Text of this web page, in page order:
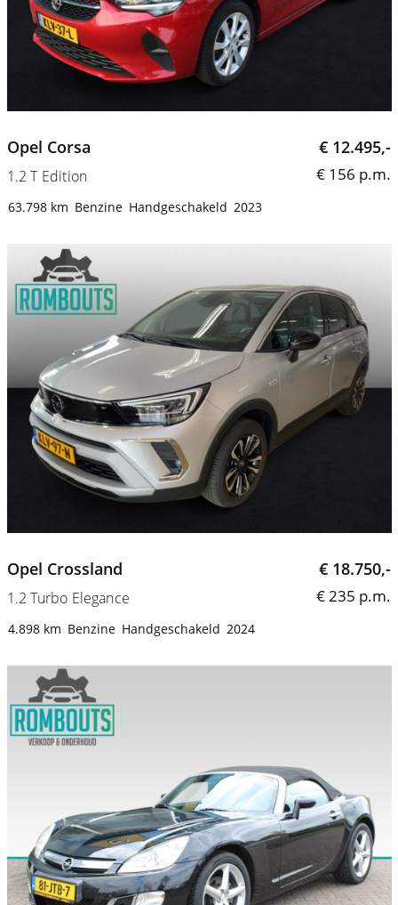
Opel Corsa
1.2 T Edition
€ 12.495,-
€ 156 p.m.
63.798 km Benzine Handgeschakeld 2023
Opel Crossland
1.2 Turbo Elegance
€ 18.750,-
€ 235 p.m.
4.898 km Benzine Handgeschakeld 2024